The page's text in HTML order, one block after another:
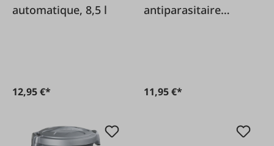
automatique, 8,5 l
12,95 €*
antiparasitaire
11,95 €*